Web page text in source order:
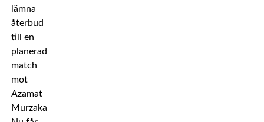
lämna
återbud
till en
planerad
match
mot
Azamat
Murzakanov.